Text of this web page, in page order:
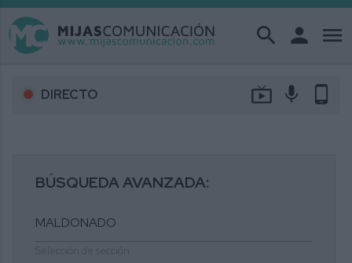
search person menu
DIRECTO live_tv mic phone_android
BÚSQUEDA AVANZADA: